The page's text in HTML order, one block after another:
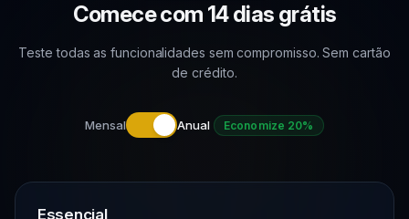
Comece com 14 dias grátis
Teste todas as funcionalidades sem compromisso. Sem cartão
de crédito.
Mensal Anual Economize 20%
Essencial